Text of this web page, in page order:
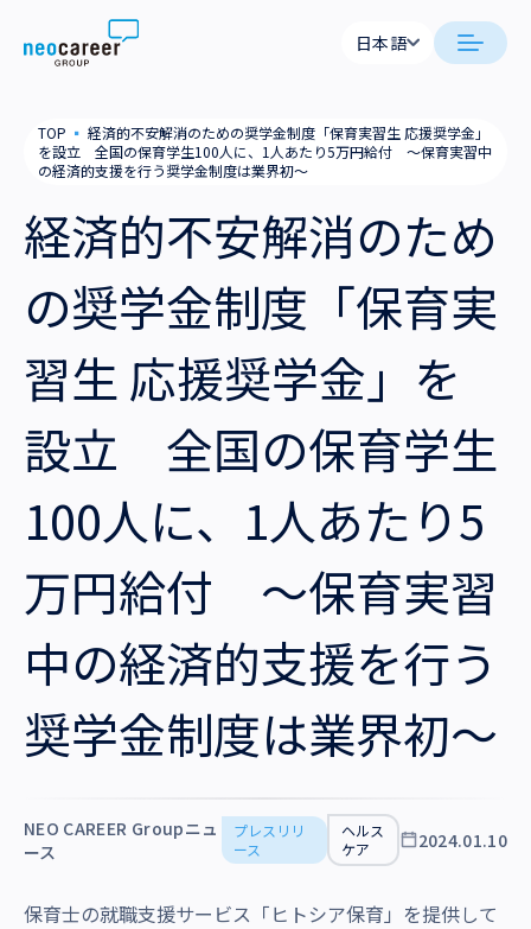
Skip to content
日本語
English
neocareer について
代表メッセージ
私たちの考え方
採用支援
就労支援
業務支援
企業情報
会社概要
役員一覧
拠点一覧
沿革・受賞歴
ニュース
サステナビリティ
採用情報
日本語
English
TOP ▪ 経済的不安解消のための奨学金制度「保育実習生 応援奨学金」
を設立 全国の保育学生100人に、1人あたり5万円給付 ～保育実習中
の経済的支援を行う奨学金制度は業界初～
経済的不安解消のため
の奨学金制度「保育実
習生 応援奨学金」を
設立 全国の保育学生
100人に、1人あたり5
万円給付 ～保育実習
中の経済的支援を行う
奨学金制度は業界初～
NEO CAREER Groupニュ
ース
プレスリリ
ース
ヘルス
ケア
2024.01.10
保育士の就職支援サービス「ヒトシア保育」を提供して